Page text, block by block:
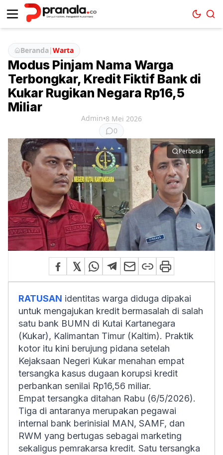
Beranda|Warta
Modus Pinjam Nama Warga
Terbongkar, Kredit Fiktif Bank di
Kukar Rugikan Negara Rp16,5
Miliar
Admin•8 Mei 2026
0
Perbesar
RATUSAN identitas warga diduga dipakai
untuk mengajukan kredit bermasalah di salah
satu bank BUMN di Kutai Kartanegara
(Kukar), Kalimantan Timur (Kaltim). Praktik
kotor itu kini berujung pidana setelah
Kejaksaan Negeri Kukar menahan empat
tersangka kasus dugaan korupsi kredit
perbankan senilai Rp16,56 miliar.
Empat tersangka ditahan Rabu (6/5/2026).
Tiga di antaranya merupakan pegawai
internal bank berinisial MAN, SAMF, dan
RWM yang bertugas sebagai marketing
sekaligus pemrakarsa kredit. Satu tersangka